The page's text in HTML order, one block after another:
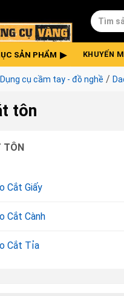
Tìm
kiếm:
SẢN PHẨM KHUYẾN
Dụng cụ cầm tay - đồ nghề /
tôn
TÔN
Cắt Giấy
Cắt Cành
Cắt Tỉa